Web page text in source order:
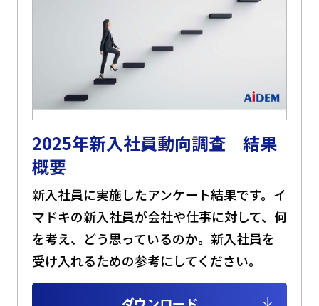
2025年新入社員動向調査 結果
概要
新入社員に実施したアンケート結果です。イ
マドキの新入社員が会社や仕事に対して、何
を考え、どう思っているのか。新入社員を
受け入れるための参考にしてください。